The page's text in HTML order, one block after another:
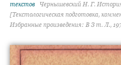
текстов Чернышевский Н. Г.
[Текстологическая подготовка,
Избранные произведения: В З т. Л.,